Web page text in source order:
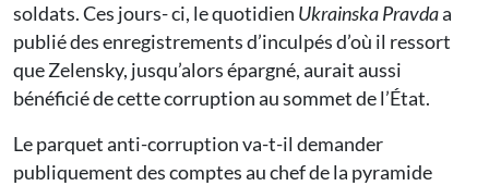
soldats. Ces jours- ci, le quotidien Ukrainska Pravdaa
publié des enregistrements d’inculpés d’où il ressort
que Zelensky, jusqu’alors épargné, aurait aussi
bénéficié de cette corruption au sommet de l’État.
Le parquet anti-corruption va-t-il demander
publiquement des comptes au chef de la pyramide